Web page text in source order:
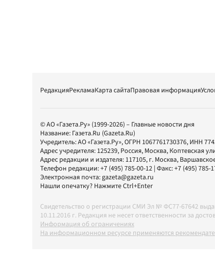
РедакцияРекламаКарта сайтаПравовая информация
© АО «Газета.Ру» (1999-2026) – Главные новости дня
Название: Газета.Ru (Gazeta.Ru)
Учредитель:АО «Газета.Ру», ОГРН 1067761730376, ИНН
Адрес учредителя: 125239, Россия, Москва, Коптевская
Адрес редакции и издателя: 117105, г. Москва,
Телефон редакции:+7 (495) 785-00-12 | Факс:+7 (495) 785-
Электронная почта:gazeta@gazeta.ru
Нашли опечатку? Нажмите Ctrl+Enter
Свидетельство о регистрации СМИ Эл № ФС77-67642
10.11.2016 г. Редакция не несет ответственности за
Информация об ограничениях
На информационном ресурсе применяются